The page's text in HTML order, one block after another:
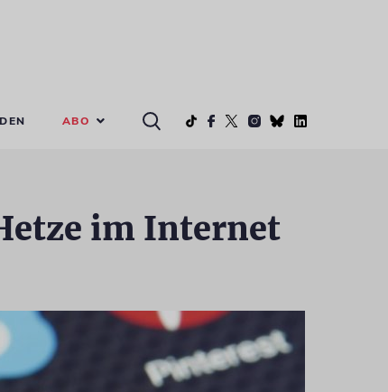
ABO
im Internet